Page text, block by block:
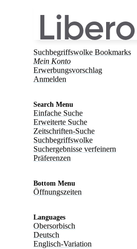
Suchbegriffswolke Bookmarks
Mein Konto
Erwerbungsvorschlag
Anmelden
Search Menu
Einfache Suche
Erweiterte Suche
Zeitschriften-Suche
Suchbegriffswolke
Suchergebnisse verfeinern
Präferenzen
Bottom Menu
Öffnungszeiten
Languages
Obersorbisch
Deutsch
Englisch-Variation